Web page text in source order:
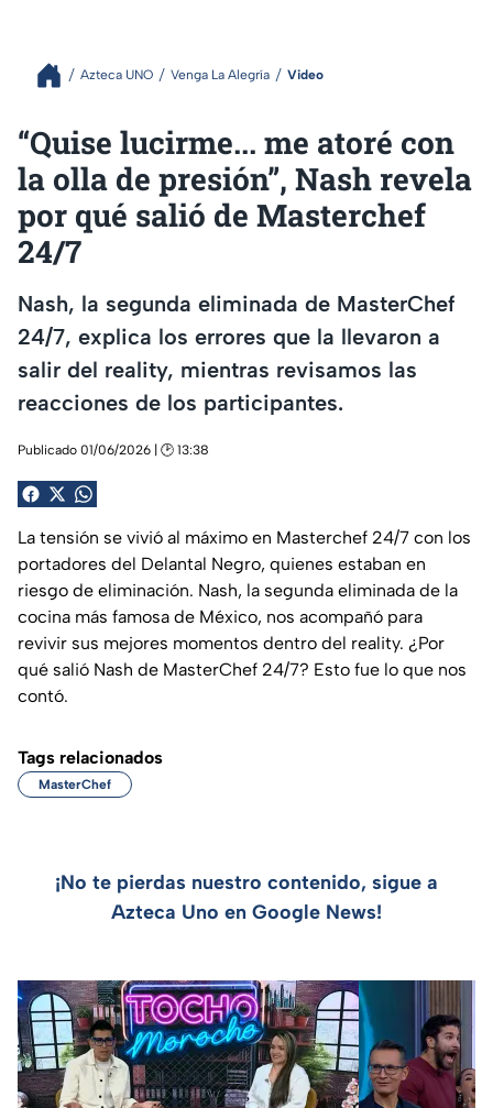
Azteca UNO Venga La Alegría Video
“Quise lucirme... me atoré con
la olla de presión”, Nash revela
por qué salió de Masterchef
24/7
Nash, la segunda eliminada de MasterChef
24/7, explica los errores que la llevaron a
salir del reality, mientras revisamos las
reacciones de los participantes.
Publicado 01/06/2026 | 🕑 13:38
La tensión se vivió al máximo en Masterchef 24/7 con los
portadores del Delantal Negro, quienes estaban en
riesgo de eliminación. Nash, la segunda eliminada de la
cocina más famosa de México, nos acompañó para
revivir sus mejores momentos dentro del reality. ¿Por
qué salió Nash de MasterChef 24/7? Esto fue lo que nos
contó.
Tags relacionados
MasterChef
¡No te pierdas nuestro contenido, sigue a
Azteca Uno en Google News!